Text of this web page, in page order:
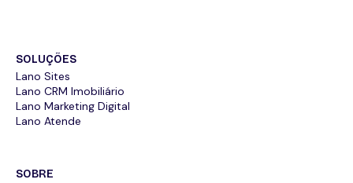
SOLUÇÕES
Lano Sites
Lano CRM Imobiliário
Lano Marketing Digital
Lano Atende
SOBRE